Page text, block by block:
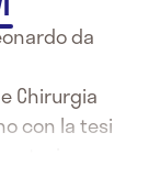
da
Chirurgia
con la tesi